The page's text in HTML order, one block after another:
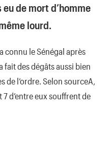
eu de mort d’homme
lourd.
connu le Sénégal après
fait des dégâts aussi bien
de l’ordre. Selon sourceA,
d’entre eux souffrent de